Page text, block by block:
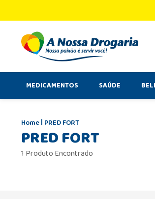
MEDICAMENTOS SAÚDE
PRED FORT
PRED FORT
1 Produto Encontrado